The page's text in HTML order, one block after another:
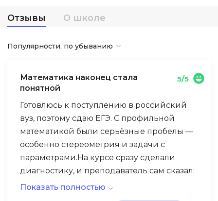
Отзывы О школе
Популярности, по убыванию
Математика наконец стала
понятной
5/5
Готовлюсь к поступлению в российский
вуз, поэтому сдаю ЕГЭ. С профильной
математикой были серьёзные пробелы —
особенно стереометрия и задачи с
параметрами.На курсе сразу сделали
диагностику, и преподаватель сам сказал:
«вот твои три слабых места, с них и
Показать полностью